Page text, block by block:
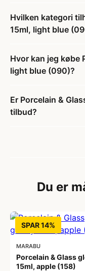
Hvilken kategori
15ml, light blue
Hvor kan jeg købe
light blue (090)?
Er Porcelain &
tilbud?
Du er
SPAR 14%
MARABU
Porcelain & Glass
15ml, apple (158)